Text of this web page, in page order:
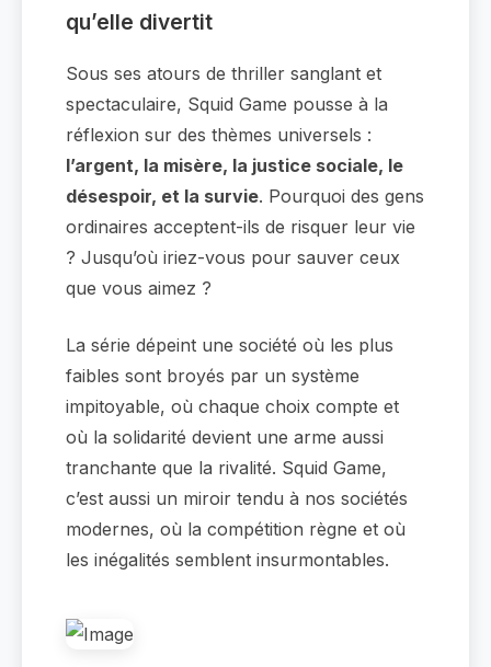
qu’elle divertit
Sous ses atours de thriller sanglant et
spectaculaire, Squid Game pousse à la
réflexion sur des thèmes universels :
l’argent, la misère, la justice sociale, le
désespoir, et la survie. Pourquoi des gens
ordinaires acceptent-ils de risquer leur vie
? Jusqu’où iriez-vous pour sauver ceux
que vous aimez ?
La série dépeint une société où les plus
faibles sont broyés par un système
impitoyable, où chaque choix compte et
où la solidarité devient une arme aussi
tranchante que la rivalité. Squid Game,
c’est aussi un miroir tendu à nos sociétés
modernes, où la compétition règne et où
les inégalités semblent insurmontables.